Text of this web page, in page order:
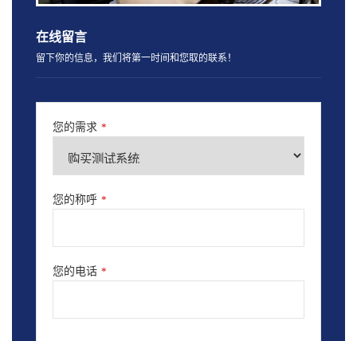
在线留言
留下你的信息，我们将第一时间和您取的联系！
您的需求 *
您的称呼 *
您的电话 *